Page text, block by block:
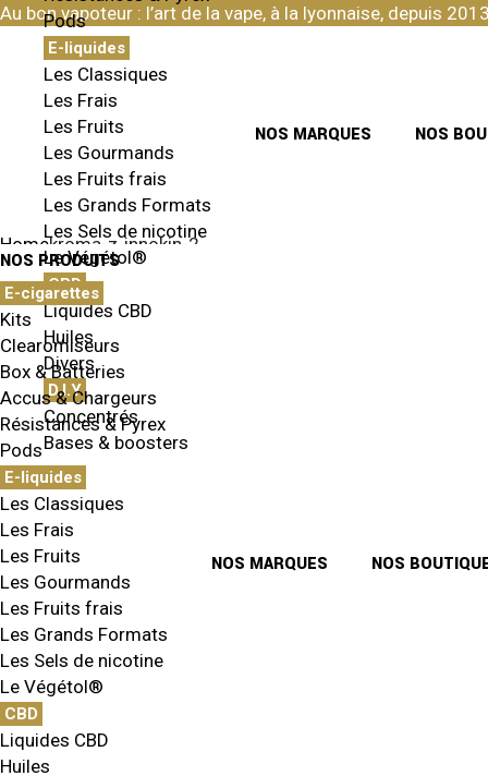
Skip
to
content
Au bon vapoteur : l’art de la vape, à la lyonnaise, depuis
Pods
E-liquides
Les Classiques
Les Frais
Les Fruits
Les Gourmands
Les Fruits frais
Les Grands Formats
Les Sels de nicotine
Le Végétol®
CBD
Liquides CBD
Huiles
Divers
D.I.Y
Concentrés
Bases & boosters
NOS MARQUES NOS
NOS PRODUITS
E-cigarettes
Kits
Clearomiseurs
Box & Batteries
Accus & Chargeurs
Résistances & Pyrex
Pods
E-liquides
Les Classiques
Les Frais
Les Fruits
Les Gourmands
Les Fruits frais
Les Grands Formats
Les Sels de nicotine
Le Végétol®
CBD
Liquides CBD
Huiles
NOS MARQUES NOS
Homekroma-z-innokin-2
14 JANVIER 2021
KROMA-Z-